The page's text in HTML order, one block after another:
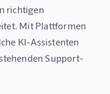
richtigen
Mit Plattformen
KI-Assistenten
Support-